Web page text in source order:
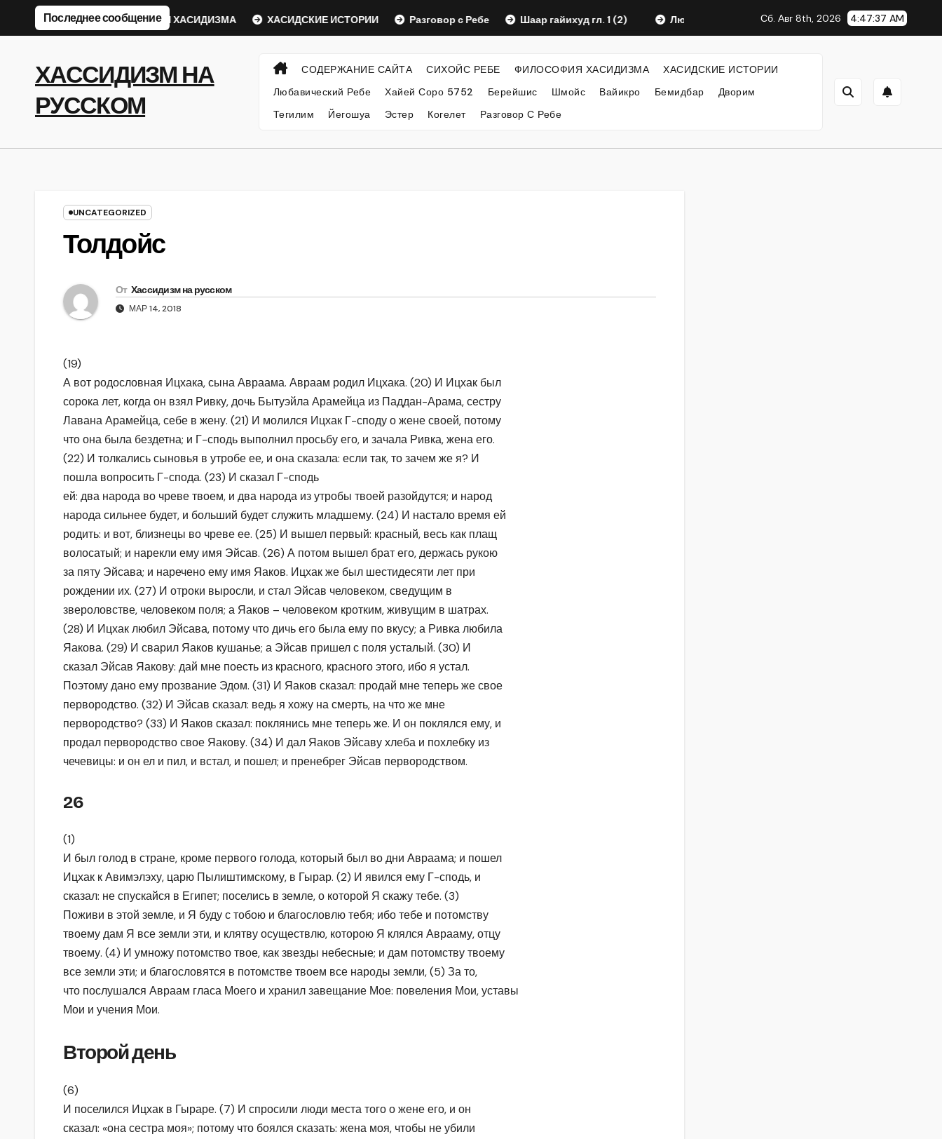
Перейти
Последнее сообщение
ФИЛОСОФИЯ ХАСИДИЗМА ХАСИДСКИЕ ИСТОРИИ Разговор с Ребе Шаар гайихуд гл. 1 (2) Любавический Ребе ФИЛОСОФИЯ ХАСИДИЗМА
Сб. Авг 8th, 2026 4:47:37 AM
ХАССИДИЗМ НА
РУССКОМ
СОДЕРЖАНИЕ САЙТА СИХОЙС РЕБЕ ФИЛОСОФИЯ ХАСИДИЗМА
ХАСИДСКИЕ ИСТОРИИ
Любавический Ребе
Хайей Соро 5752 Берейшис Шмойс Вайикро Бемидбар
Дворим
Тегилим
Йегошуа Эстер Когелет Разговор С Ребе
UNCATEGORIZED
Толдойс
От Хассидизм на русском
МАР 14, 2018
(19)
А вот родословная Ицхака, сына Авраама. Авраам родил Ицхака. (20) И Ицхак был
сорока лет, когда он взял Ривку, дочь Бытуэйла Арамейца из Паддан-Арама, сестру
Лавана Арамейца, себе в жену. (21) И молился Ицхак Г-споду о жене своей, потому
что она была бездетна; и Г-сподь выполнил просьбу его, и зачала Ривка, жена его.
(22) И толкались сыновья в утробе ее, и она сказала: если так, то зачем же я? И
пошла вопросить Г-спода. (23) И сказал Г-сподь
ей: два народа во чреве твоем, и два народа из утробы твоей разойдутся; и народ
народа сильнее будет, и больший будет служить младшему. (24) И настало время ей
родить: и вот, близнецы во чреве ее. (25) И вышел первый: красный, весь как плащ
волосатый; и нарекли ему имя Эйсав. (26) А потом вышел брат его, держась рукою
за пяту Эйсава; и наречено ему имя Яаков. Ицхак же был шестидесяти лет при
рождении их. (27) И отроки выросли, и стал Эйсав человеком, сведущим в
звероловстве, человеком поля; а Яаков – человеком кротким, живущим в шатрах.
(28) И Ицхак любил Эйсава, потому что дичь его была ему по вкусу; а Ривка любила
Яакова. (29) И сварил Яаков кушанье; а Эйсав пришел с поля усталый. (30) И
сказал Эйсав Яакову: дай мне поесть из красного, красного этого, ибо я устал.
Поэтому дано ему прозвание Эдом. (31) И Яаков сказал: продай мне теперь же свое
первородство. (32) И Эйсав сказал: ведь я хожу на смерть, на что же мне
первородство? (33) И Яаков сказал: поклянись мне теперь же. И он поклялся ему, и
продал первородство свое Яакову. (34) И дал Яаков Эйсаву хлеба и похлебку из
чечевицы: и он ел и пил, и встал, и пошел; и пренебрег Эйсав первородством.
26
(1)
И был голод в стране, кроме первого голода, который был во дни Авраама; и пошел
Ицхак к Авимэлэху, царю Пылиштимскому, в Гырар. (2) И явился ему Г-сподь, и
сказал: не спускайся в Египет; поселись в земле, о которой Я скажу тебе. (3)
Поживи в этой земле, и Я буду с тобою и благословлю тебя; ибо тебе и потомству
твоему дам Я все земли эти, и клятву осуществлю, которою Я клялся Аврааму, отцу
твоему. (4) И умножу потомство твое, как звезды небесные; и дам потомству твоему
все земли эти; и благословятся в потомстве твоем все народы земли, (5) За то,
что послушался Авраам гласа Моего и хранил завещание Мое: повеления Мои, уставы
Мои и учения Мои.
Второй день
(6)
И поселился Ицхак в Гыраре. (7) И спросили люди места того о жене его, и он
сказал: «она сестра моя»; потому что боялся сказать: жена моя, чтобы не убили